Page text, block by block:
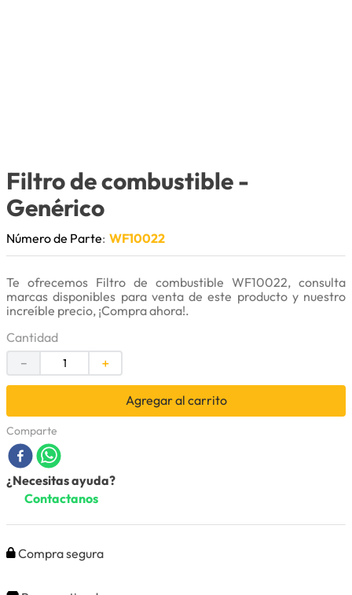
Filtro de combustible-
Genérico
Número de Parte: WF10022
Te ofrecemos Filtro de combustible WF10022, consulta
marcas disponibles para venta de este producto y nuestro
increíble precio, ¡Compra ahora!.
Cantidad
＋
－
Agregar al carrito
Comparte
¿Necesitas ayuda?
Contactanos
Compra segura